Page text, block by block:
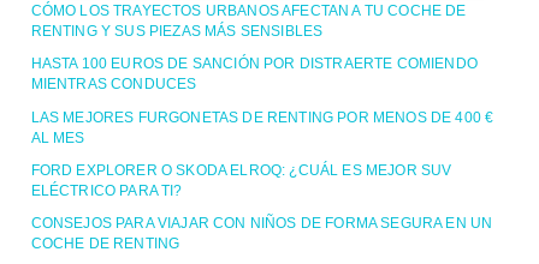
CÓMO LOS TRAYECTOS URBANOS AFECTAN A TU COCHE DE
RENTING Y SUS PIEZAS MÁS SENSIBLES
HASTA 100 EUROS DE SANCIÓN POR DISTRAERTE COMIENDO
MIENTRAS CONDUCES
LAS MEJORES FURGONETAS DE RENTING POR MENOS DE 400 €
AL MES
FORD EXPLORER O SKODA ELROQ: ¿CUÁL ES MEJOR SUV
ELÉCTRICO PARA TI?
CONSEJOS PARA VIAJAR CON NIÑOS DE FORMA SEGURA EN UN
COCHE DE RENTING